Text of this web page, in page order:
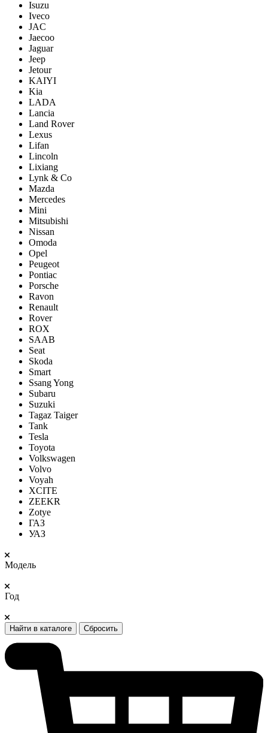
Isuzu
Iveco
JAC
Jaecoo
Jaguar
Jeep
Jetour
KAIYI
Kia
LADA
Lancia
Land Rover
Lexus
Lifan
Lincoln
Lixiang
Lynk & Co
Mazda
Mercedes
Mini
Mitsubishi
Nissan
Omoda
Opel
Peugeot
Pontiac
Porsсhe
Ravon
Renault
Rover
ROX
SAAB
Seat
Skoda
Smart
Ssang Yong
Subaru
Suzuki
Tagaz Taiger
Tank
Tesla
Toyota
Volkswagen
Volvo
Voyah
XCITE
ZEEKR
Zotye
ГАЗ
УАЗ
Модель
Год
Найти в каталоге Сбросить